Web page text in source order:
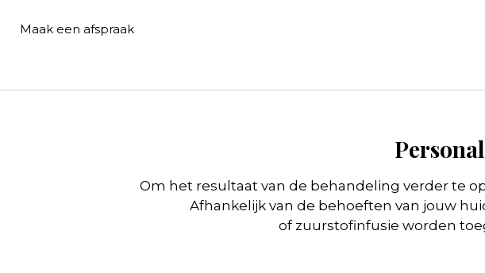
Maak een afspraak
Om het resultaat van de behandeling verder te
Afhankelijk van de behoeften van jouw
of zuurstofinfusie worden